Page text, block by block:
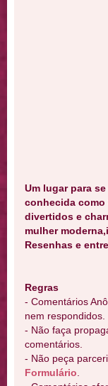
Um lugar para
conhecida como
divertidos e
mulher
Resenhas e
Regras
- Comentários
nem respondidos.
- Não faça
comentários.
- Não peça
Formulário